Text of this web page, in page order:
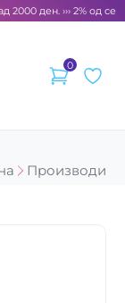
ден. ››› 2% од
0
Производи